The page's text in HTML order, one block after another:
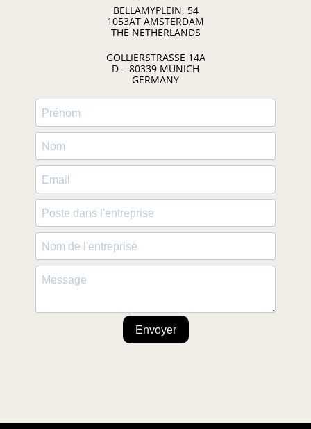
BELLAMYPLEIN, 54
1053AT AMSTERDAM
THE NETHERLANDS
GOLLIERSTRASSE 14A
D – 80339 MUNICH
GERMANY
Envoyer